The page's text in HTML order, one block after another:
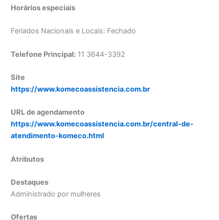
Horários especiais
Feriados Nacionais e Locais: Fechado
Telefone Principal: 11 3644-3392
Site
https://www.komecoassistencia.com.br
URL de agendamento
https://www.komecoassistencia.com.br/central-de-
atendimento-komeco.html
Atributos
Destaques
Administrado por mulheres
Ofertas